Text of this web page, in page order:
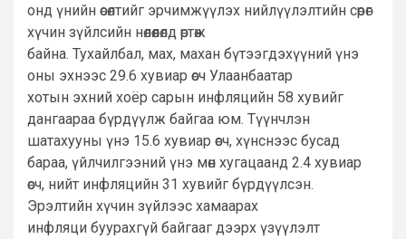
онд үнийн өсөлтийг эрчимжүүлэх нийлүүлэлтийн сөрөг
хүчин зүйлсийн нөлөөлөлд өртөж
байна. Тухайлбал, мах, махан бүтээгдэхүүний үнэ
оны эхнээс 29.6 хувиар өсч Улаанбаатар
хотын эхний хоёр сарын инфляцийн 58 хувийг
дангаараа бүрдүүлж байгаа юм. Түүнчлэн
шатахууны үнэ 15.6 хувиар өсч, хүнснээс бусад
бараа, үйлчилгээний үнэ мөн хугацаанд 2.4 хувиар
өсч, нийт инфляцийн 31 хувийг бүрдүүлсэн.
Эрэлтийн хүчин зүйлээс хамаарах
инфляци буурахгүй байгааг дээрх үзүүлэлт